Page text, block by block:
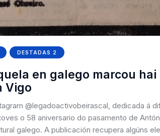
DESTADAS 2
en galego marcou
Vigo
@legadoactivobeirascal, dedicada á
o 58 aniversario do pasamento de
galego. A publicación recupera algúns